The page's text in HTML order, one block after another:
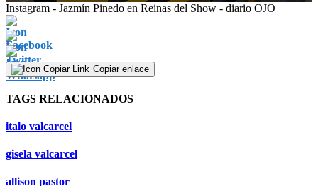
0
seconds
of
43
seconds
Instagram - Jazmín Pinedo en Reinas del Show - diario OJO
Copiar enlace
TAGS RELACIONADOS
italo valcarcel
gisela valcarcel
allison pastor